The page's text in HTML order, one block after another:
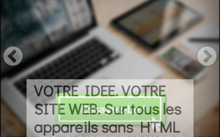
VOTRE IDEE. VOTRE
SITE WEB. Sur tous les
appareils sans HTML